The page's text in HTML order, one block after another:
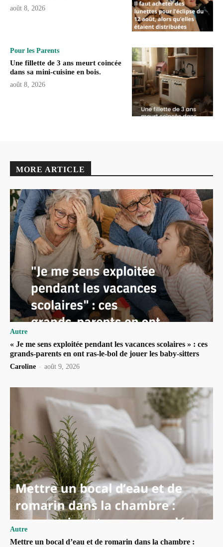
août 8, 2026
Pour les Parents
Une fillette de 3 ans meurt coincée
dans sa mini-cuisine en bois.
août 8, 2026
MORE ARTICLE
Autre
« Je me sens exploitée pendant les vacances scolaires » : ces
grands-parents en ont ras-le-bol de jouer les baby-sitters
Caroline - août 9, 2026
Autre
Mettre un bocal d’eau et de romarin dans la chambre :